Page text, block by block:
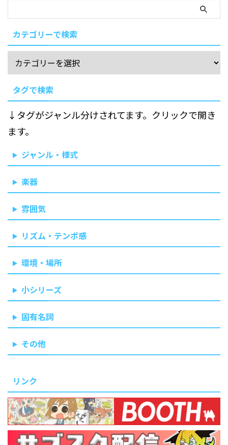
カテゴリーで検索
タグで検索
↓タグがジャンル分けされてます。クリックで開き
ます。
ジャンル・様式
楽器
雰囲気
リズム・テンポ感
環境・場所
小シリーズ
固有名詞
その他
リンク